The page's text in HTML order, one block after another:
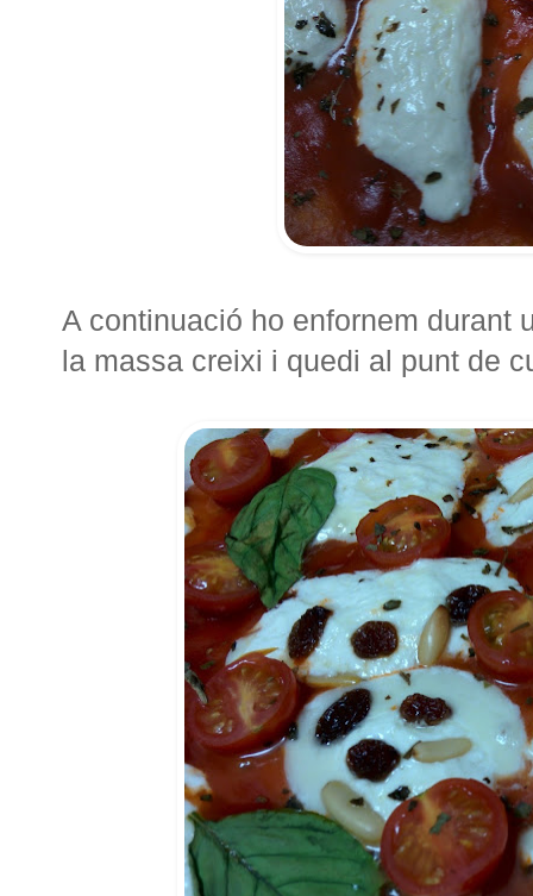
A continuació ho enfornem durant
la massa creixi i quedi al punt de